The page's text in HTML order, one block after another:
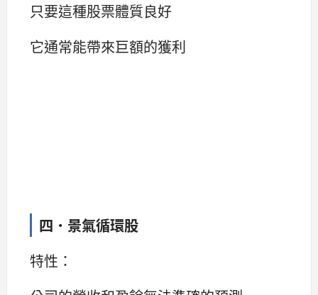
只要這種股票體質良好
它通常能帶來巨額的獲利
四．景氣循環股
特性：